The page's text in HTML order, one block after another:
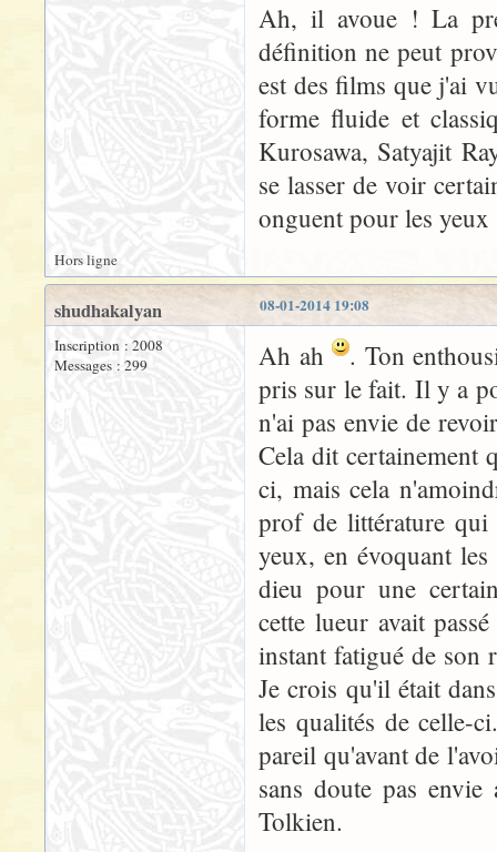
Ah, il avoue ! La
définition ne peut
est des films que j'ai
forme fluide et
Kurosawa, Satyajit
se lasser de voir
onguent pour les yeux
Hors ligne
08-01-2014 19:08
shudhakalyan
Inscription : 2008
Messages : 299
Ah ah . Ton
pris sur le fait. Il y a
n'ai pas envie de
Cela dit certainement
ci, mais cela
prof de littérature qui
yeux, en évoquant
dieu pour une
cette lueur avait
instant fatigué de son
Je crois qu'il était
les qualités de celle-
pareil qu'avant de
sans doute pas
Tolkien.